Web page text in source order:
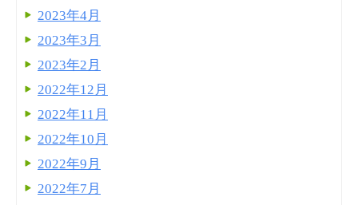
2023年4月
2023年3月
2023年2月
2022年12月
2022年11月
2022年10月
2022年9月
2022年7月